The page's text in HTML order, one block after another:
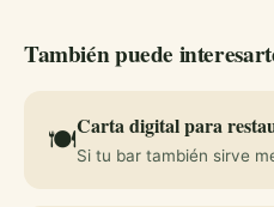
También puede
🍽️Carta digital para
Si tu bar también sirve